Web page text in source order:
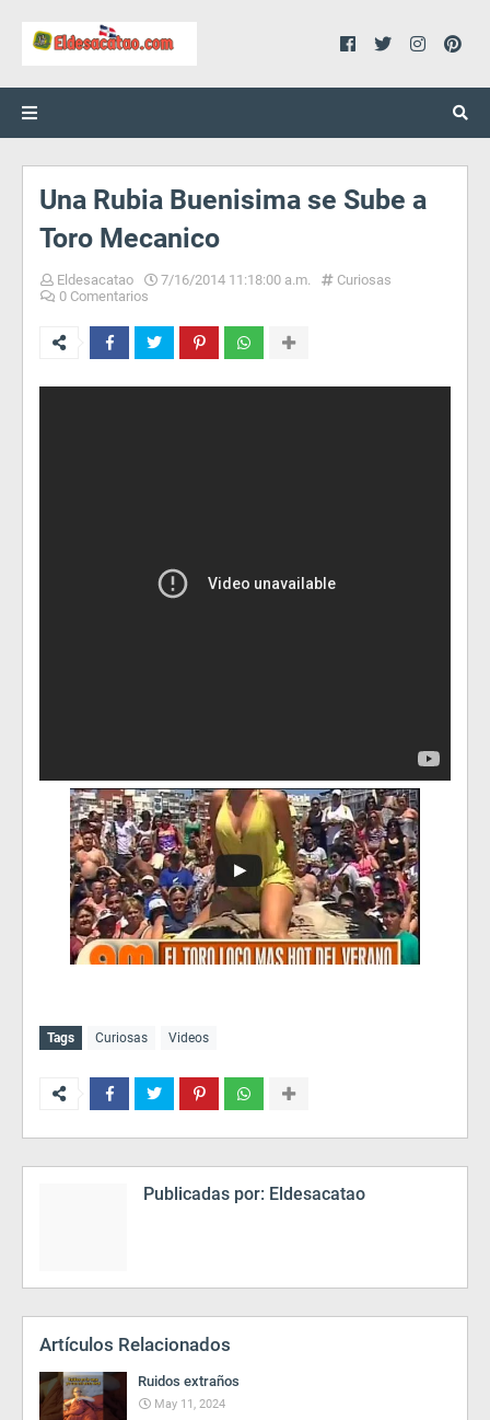
Una Rubia Buenisima se Sube a
Toro Mecanico
Eldesacatao 7/16/2014 11:18:00 a.m.
Curiosas
0 Comentarios
Tags Curiosas Videos
Publicadas por: Eldesacatao
Artículos Relacionados
Ruidos extraños
May 11, 2024